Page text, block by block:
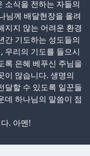
소식을 전하는 자들의
님께 배달현장을 올려
지지 않는 어려운 환경
간 기도하는 성도들의
우리의 기도를 들으시
록 은혜 베푸신 주님을
이 많습니다. 생명의
달할 수 있도록 일꾼들
데 하나님의 말씀이 점
. 아멘!